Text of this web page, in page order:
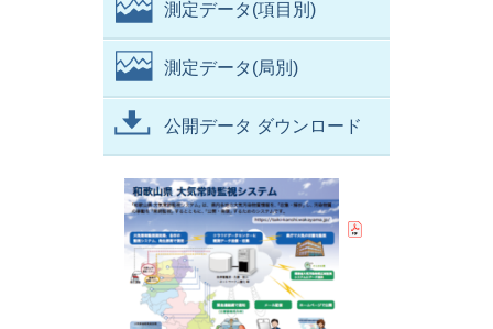
測定データ(項目別)
測定データ(局別)
公開データ ダウンロード